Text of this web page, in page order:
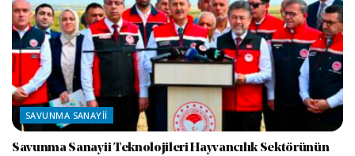
SAVUNMA SANAYII
Savunma Sanayii Teknolojileri Hayvancılık Sektörünün